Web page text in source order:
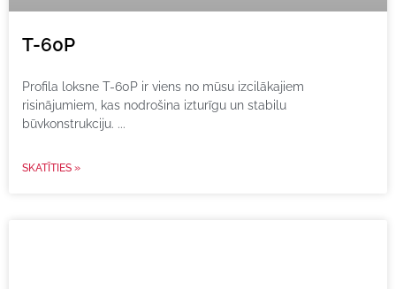
T-60P
Profila loksne T-60P ir viens no mūsu izcilākajiem
risinājumiem, kas nodrošina izturīgu un stabilu
būvkonstrukciju.
SKATĪTIES »